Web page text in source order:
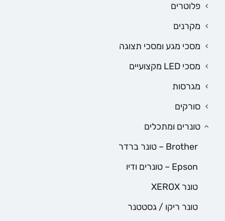
פלוטרים
מקרנים
מסכי מגע ומסכי תצוגה
מסכי LED מקצועיים
מגרסות
סורקים
טונרים ומתכלים
Brother – טונר ברדר
Epson – טונרים ודיו
טונר XEROX
טונר ריקו / גסטטנר